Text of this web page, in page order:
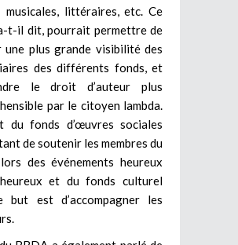
littéraires, etc. Ce
t-il dit, pourrait permettre de
une plus grande visibilité des
des différents fonds, et
le droit d’auteur plus
par le citoyen lambda.
du fonds d’œuvres sociales
de soutenir les membres du
des événements heureux
et du fonds culturel
but est d’accompagner les